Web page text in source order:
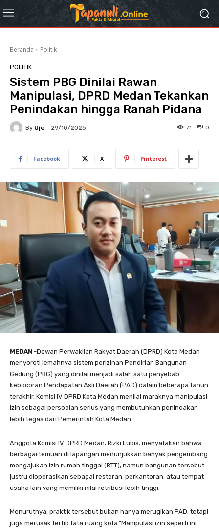
Beranda Politik
POLITIK
Sistem PBG Dinilai Rawan
Manipulasi, DPRD Medan Tekankan
Penindakan hingga Ranah Pidana
By Uje 29/10/2025 0
71
Facebook X Pinterest
MEDAN -Dewan Perwakilan Rakyat Daerah (DPRD) Kota Medan
menyoroti lemahnya sistem perizinan Pendirian Bangunan
Gedung (PBG) yang dinilai menjadi salah satu penyebab
kebocoran Pendapatan Asli Daerah (PAD) dalam beberapa tahun
terakhir. Komisi IV DPRD Kota Medan menilai maraknya manipulasi
izin sebagai persoalan serius yang membutuhkan penindakan
lebih tegas dari Pemerintah Kota Medan.
Anggota Komisi IV DPRD Medan, Rizki Lubis, menyatakan bahwa
berbagai temuan di lapangan menunjukkan banyak pengembang
mengajukan izin rumah tinggal (RTT), namun bangunan tersebut
justru dioperasikan sebagai restoran, perkantoran, atau tempat
usaha lain yang memiliki nilai retribusi lebih tinggi.
Menurutnya, praktik tersebut bukan hanya merugikan PAD, tetapi
juga merusak tertib tata ruang kota.”Manipulasi izin seperti ini